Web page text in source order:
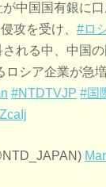
中国国有銀に
侵攻を受け、#ロ
れる中、中国
ロシア企業が急
#NTDTVJP #国